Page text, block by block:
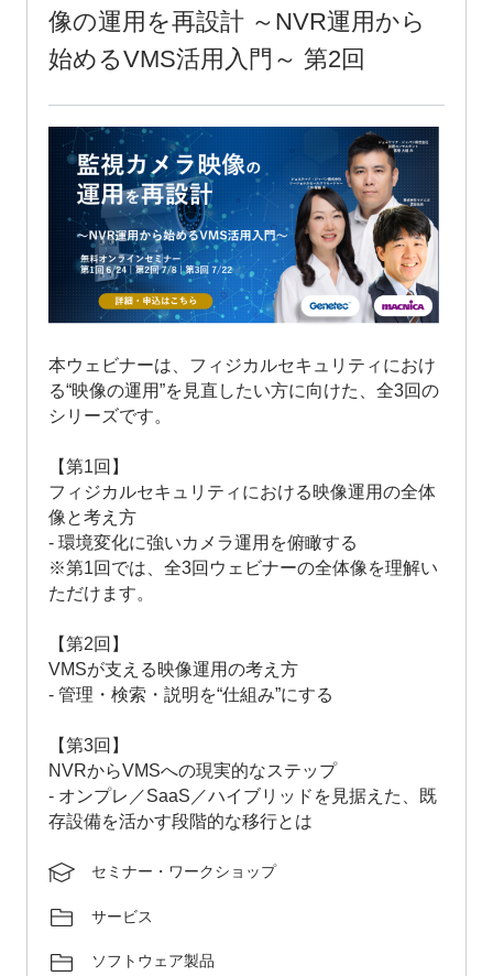
像の運用を再設計 ～NVR運用から
始めるVMS活用入門～ 第2回
本ウェビナーは、フィジカルセキュリティにおけ
る“映像の運用”を見直したい方に向けた、全3回の
シリーズです。
【第1回】
フィジカルセキュリティにおける映像運用の全体
像と考え方
- 環境変化に強いカメラ運用を俯瞰する
※第1回では、全3回ウェビナーの全体像を理解い
ただけます。
【第2回】
VMSが支える映像運用の考え方
- 管理・検索・説明を“仕組み”にする
【第3回】
NVRからVMSへの現実的なステップ
- オンプレ／SaaS／ハイブリッドを見据えた、既
存設備を活かす段階的な移行とは
セミナー・ワークショップ
サービス
ソフトウェア製品